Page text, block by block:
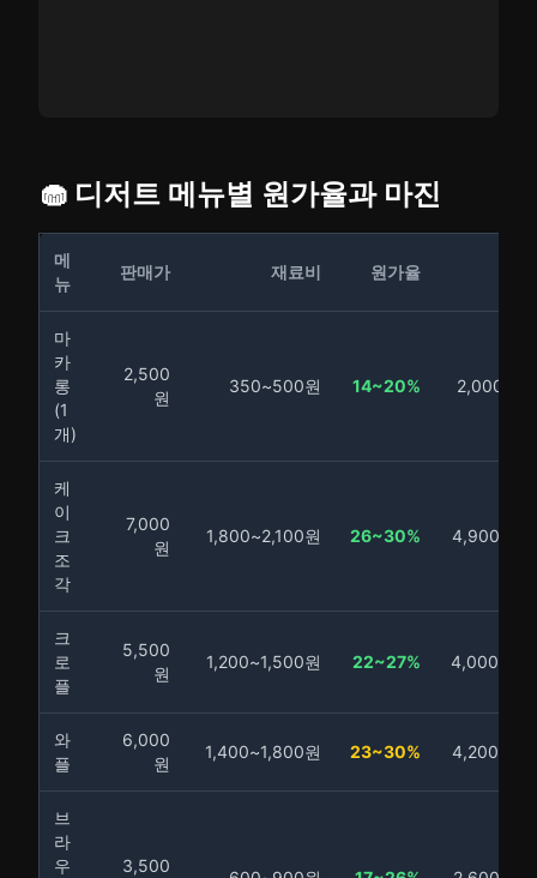
🧁 디저트 메뉴별 원가율과 마진
메
뉴
판매가 재료비 원가율
마
카
롱
(1
개)
2,500
원
350~500원 14~20%
케
이
크
조
각
7,000
원
1,800~2,100원 26~30%
크
로
플
5,500
원
1,200~1,500원 22~27%
와
플
6,000
원
1,400~1,800원 23~30%
브
라
우
3,500